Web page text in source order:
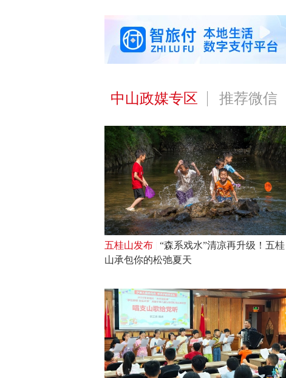
中山政媒专区 推荐微信
五桂山发布
“森系戏水”清凉再升级！五桂
山承包你的松弛夏天